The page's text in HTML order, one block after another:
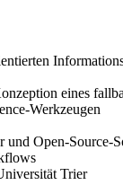
eines
Werkzeugen
Open-Source-
Trier